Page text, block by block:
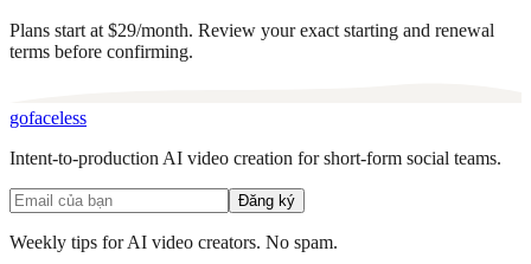
Plans start at $29/month. Review your exact starting and renewal
terms before confirming.
gofaceless
Intent-to-production AI video creation for short-form social teams.
Đăng ký
Weekly tips for AI video creators. No spam.